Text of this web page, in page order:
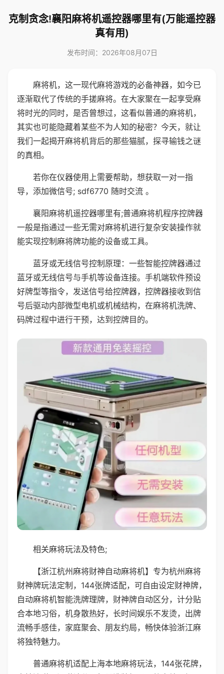
克制贪念!襄阳麻将机遥控器哪里有(万能遥控器
真有用)
发布时间：2026年08月07日
麻将机，这一现代麻将游戏的必备神器，如今已
逐渐取代了传统的手搓麻将。在大家聚在一起享受麻
将时光的同时，是否曾想过，这看似普通的麻将机，
其实也可能隐藏着某些不为人知的秘密？今天，就让
我们一起揭开麻将机背后的那些猫腻，探寻输钱之谜
的真相。
若你在仪器使用上需要帮助，想获取一对一指
导，添加微信号; sdf6770 随时交流 。
襄阳麻将机遥控器哪里有;普通麻将机程序控牌器
一般是指通过一些无需对麻将机进行复杂安装操作就
能实现控制麻将牌功能的设备或工具。
蓝牙或无线信号控制原理：一些智能控牌器通过
蓝牙或无线信号与手机等设备连接。手机端软件预设
好牌型等指令，发送信号给控牌器，控牌器接收到信
号后驱动内部微型电机或机械结构，在麻将机洗牌、
码牌过程中进行干预，达到控牌目的。
相关麻将玩法及特色;
【浙江杭州麻将财神自动麻将机】专为杭州麻将
财神牌玩法定制，144张牌适配，可自由设定财神牌，
自动麻将机智能洗牌理牌，财神牌自动区分，计分贴
合本地习俗，机身散热好，长时间娱乐不发烫，出牌
流畅手感佳，家庭聚会、朋友约局，畅快体验浙江麻
将独特魅力。
普通麻将机适配上海本地麻将玩法，144张花牌，